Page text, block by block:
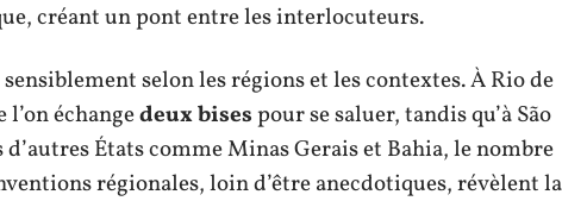
créant un pont entre les interlocuteurs.
sensiblement selon les régions et les contextes. À Rio de
échangedeux bisespour se saluer, tandis qu’à São
États comme Minas Gerais et Bahia, le nombre
régionales, loin d’être anecdotiques, révèlent la